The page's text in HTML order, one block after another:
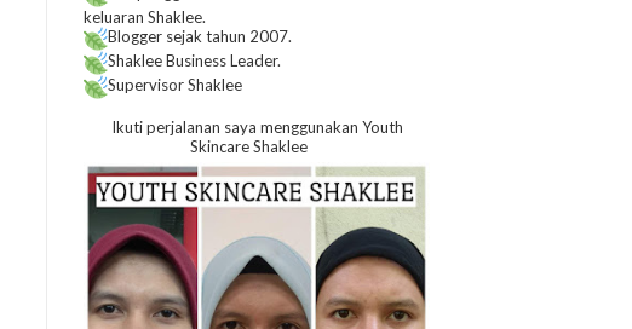
keluaran Shaklee.
Blogger sejak tahun 2007.
Shaklee Business Leader.
Supervisor Shaklee
Ikuti perjalanan saya menggunakan Youth
Skincare Shaklee